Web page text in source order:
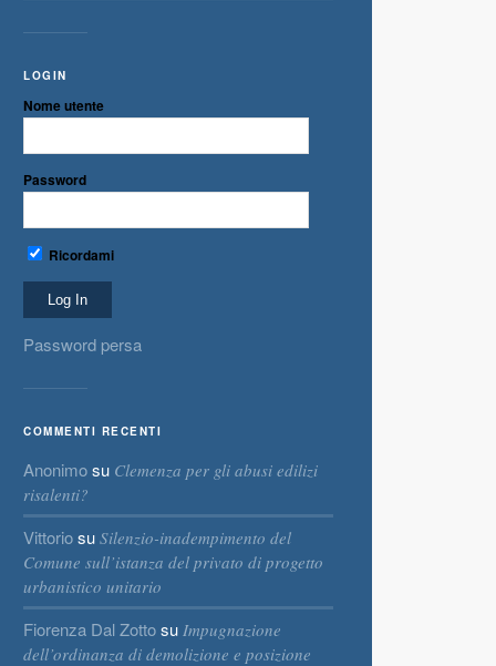
LOGIN
Nome utente
Password
Ricordami
Password persa
COMMENTI RECENTI
Anonimosu Clemenza per gli abusi edilizi
risalenti?
Vittoriosu Silenzio-inadempimento del
Comune sull’istanza del privato di progetto
urbanistico unitario
Fiorenza Dal Zottosu Impugnazione
dell’ordinanza di demolizione e posizione